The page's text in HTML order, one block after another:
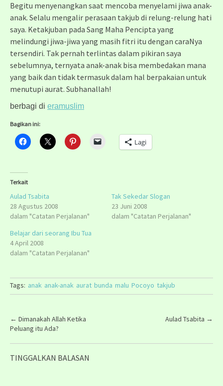
Begitu menyenangkan saat mencoba menyelami jiwa anak-
anak. Selalu mengalir perasaan takjub di relung-relung hati
saya. Ketakjuban pada Sang Maha Pencipta yang
melindungi jiwa-jiwa yang masih fitri itu dengan caraNya
tersendiri. Tak pernah terlintas dalam pikiran saya
sebelumnya, ternyata anak-anak bisa membedakan mana
yang baik dan tidak termasuk dalam hal berpakaian untuk
menutupi aurat. Subhanallah!
berbagi di eramuslim
Bagikan ini:
Lagi
Terkait
Aulad Tsabita
28 Agustus 2008
dalam "Catatan Perjalanan"
Tak Sekedar Slogan
23 Juni 2008
dalam "Catatan Perjalanan"
Belajar dari seorang Ibu Tua
4 April 2008
dalam "Catatan Perjalanan"
Tags: anak anak-anak aurat bunda malu Pocoyo takjub
P
o
s
t
← Dimanakah Allah Ketika
Peluang itu Ada?
Aulad Tsabita →
TINGGALKAN BALASAN